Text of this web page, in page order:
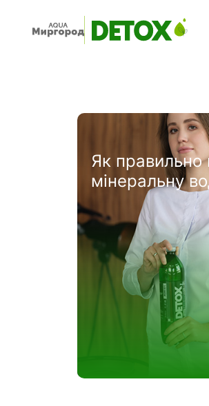
Як правильно
мінеральну